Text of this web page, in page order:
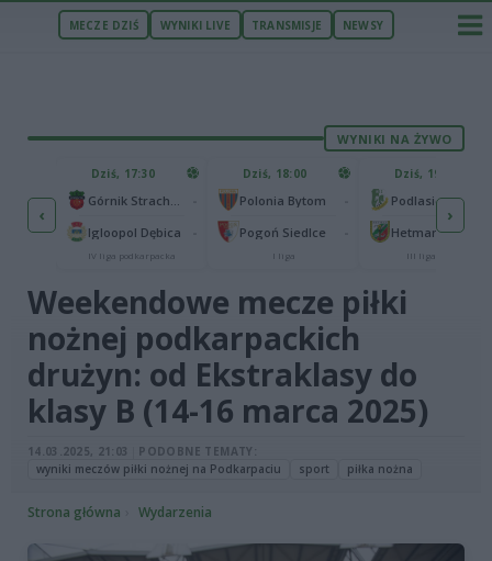
MECZE DZIŚ WYNIKI LIVE TRANSMISJE NEWSY
WYNIKI NA ŻYWO
‹
65
25
Dziś, 17:30
Igloopol Dębica
IV liga podkarpacka
Dziś, 18:00
Polonia Bytom
Pogoń Siedlce
I liga
Dziś, 19:57
III liga, gr. IV
›
Weekendowe mecze piłki
nożnej podkarpackich
drużyn: od Ekstraklasy do
klasy B (14-16 marca 2025)
14.03.2025, 21:03
PODOBNE TEMATY:
wyniki meczów piłki nożnej na Podkarpaciu
sport piłka nożna
Strona główna Wydarzenia